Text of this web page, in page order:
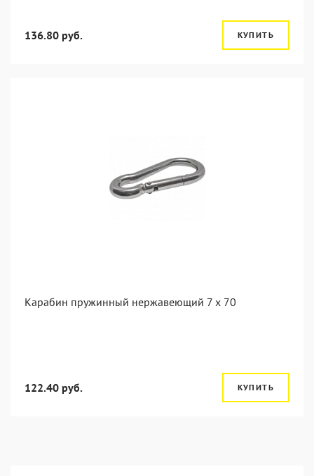
136.80 руб. КУПИТЬ
Карабин пружинный нержавеющий 7 х 70
122.40 руб. КУПИТЬ